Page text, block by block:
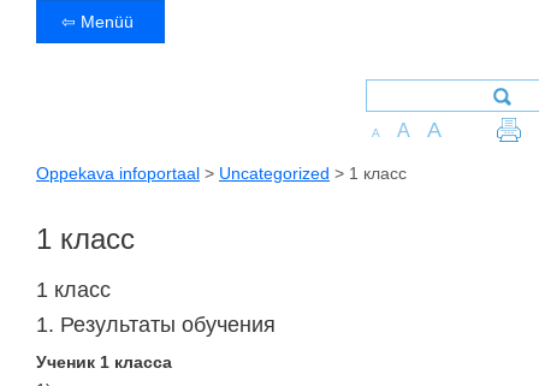
⇦ Menüü
A A A
Oppekava infoportaal > Uncategorized > 1 класс
1 класс
1 класс
1. Результаты обучения
Ученик 1 класса